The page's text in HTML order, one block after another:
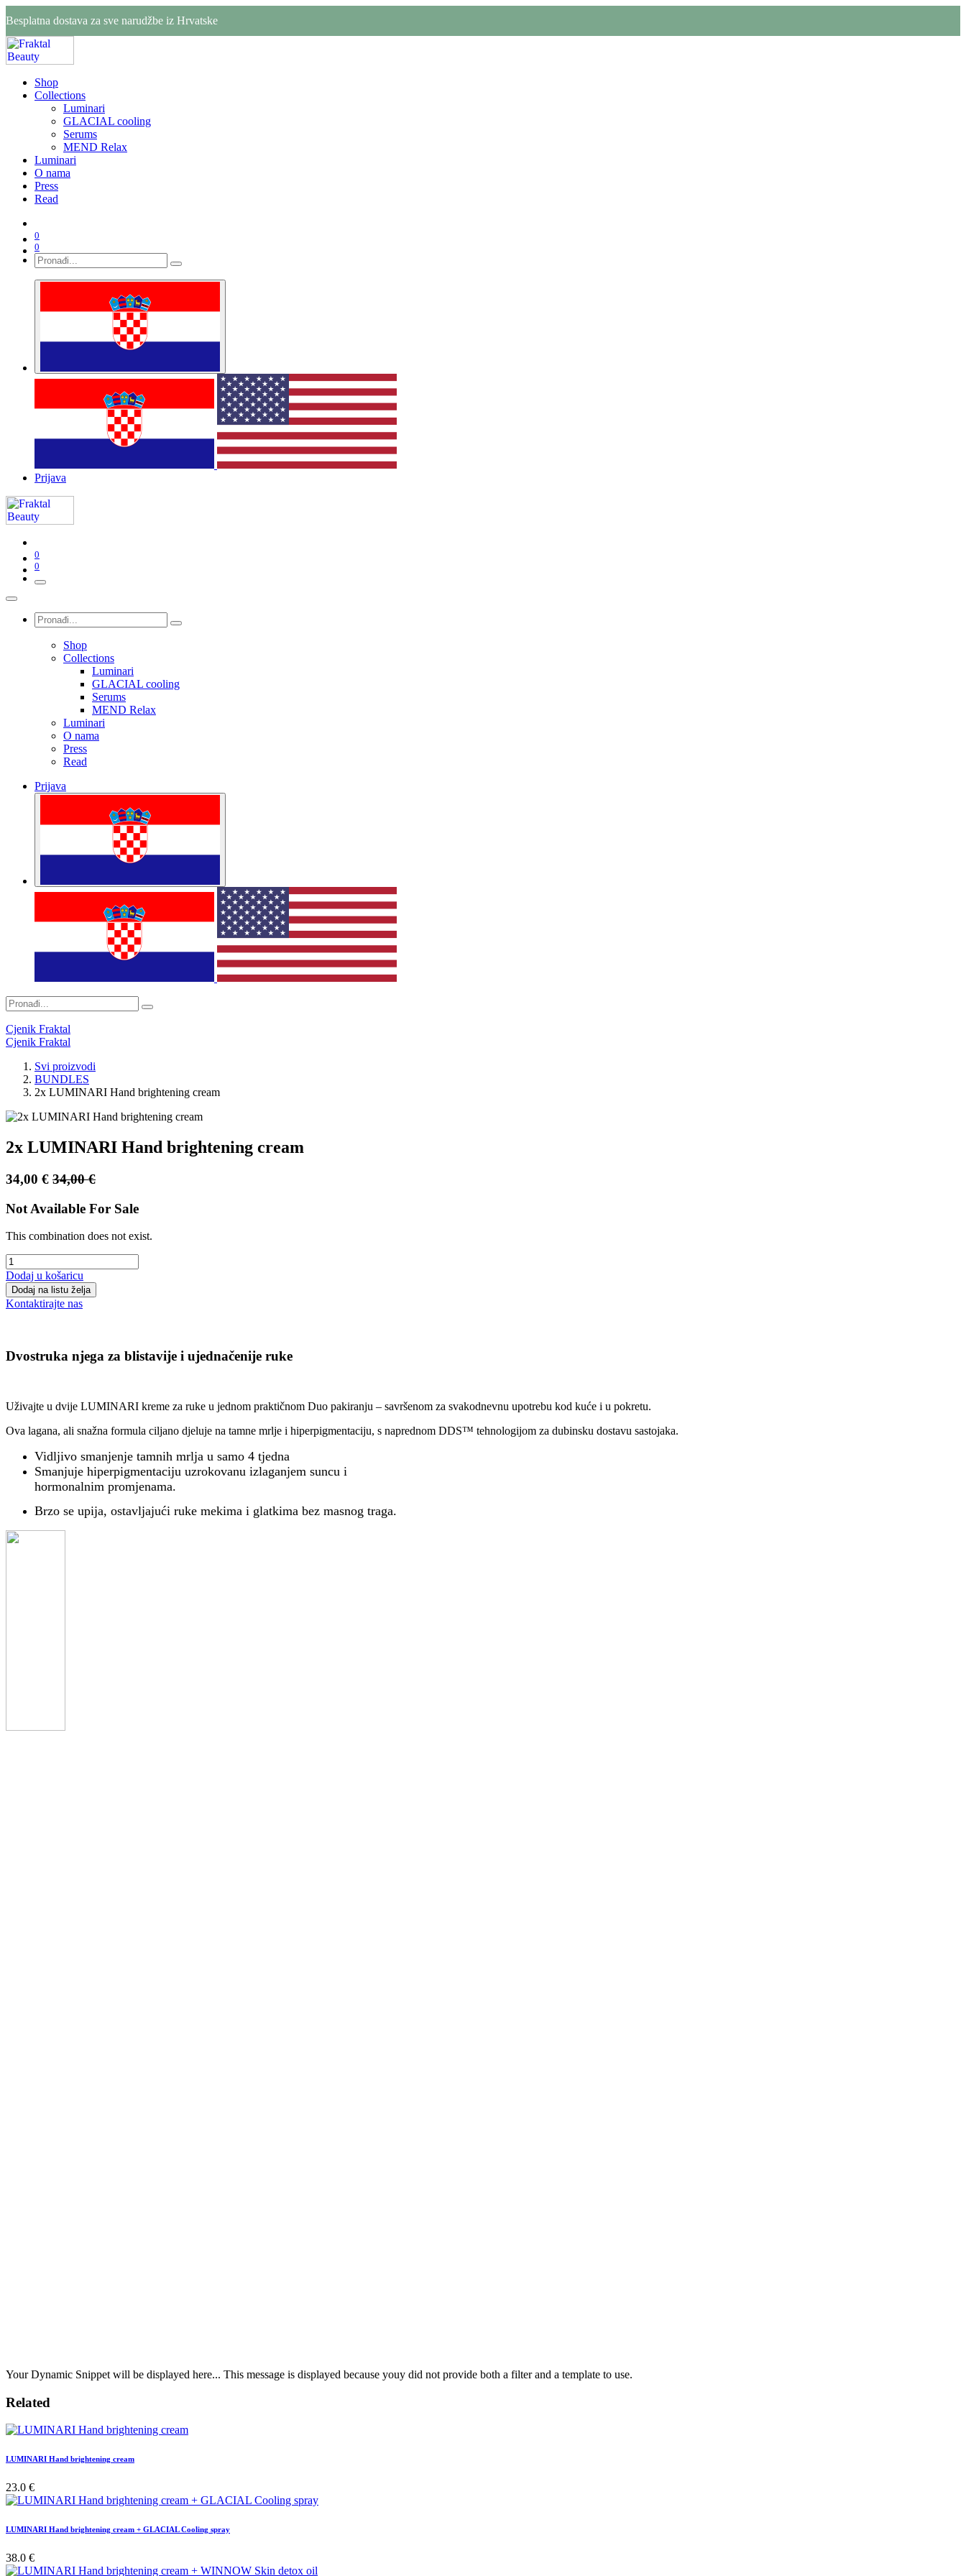
Besplatna dostava za sve narudžbe iz Hrvatske
Shop
Collections
Luminari
GLACIAL cooling
Serums
MEND Relax
Luminari
O nama
Press
Read
0
0
Prijava
0
0
Shop
Collections
Luminari
GLACIAL cooling
Serums
MEND Relax
Luminari
O nama
Press
Read
Prijava
Cjenik Fraktal
Cjenik Fraktal
Svi proizvodi
BUNDLES
2x LUMINARI Hand brightening cream
2x LUMINARI Hand brightening cream
34,00 € 34,00€
Not Available For Sale
This combination does not exist.
Dodaj u košaricu
Dodaj na listu želja
Kontaktirajte nas
Dvostruka njega za blistavije i ujednačenije ruke
Uživajte u dvije LUMINARI kreme za ruke u jednom praktičnom Duo pakiranju – savršenom za svakodnevnu upotrebu kod kuće i u pokretu.
Ova lagana, ali snažna formula ciljano djeluje na tamne mrlje i hiperpigmentaciju, s naprednom DDS™ tehnologijom za dubinsku dostavu sastojaka.
Vidljivo smanjenje tamnih mrlja u samo 4 tjedna
Smanjuje hiperpigmentaciju uzrokovanu izlaganjem suncu i
hormonalnim promjenama.
Brzo se upija, ostavljajući ruke mekima i glatkima bez masnog traga.
Your Dynamic Snippet will be displayed here... This message is displayed because youy did not provide both a filter and a template to use.
Related
LUMINARI Hand brightening cream
23.0 €
LUMINARI Hand brightening cream + GLACIAL Cooling spray
38.0 €